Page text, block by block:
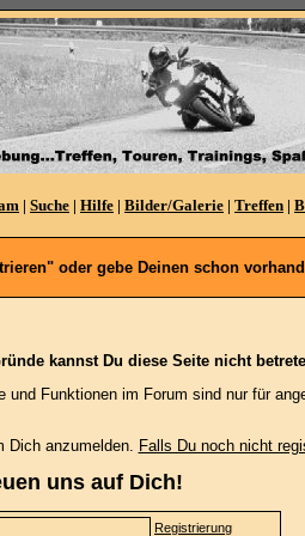
| Suche | Hilfe | Bilder/Galerie | Treffen |
oder gebe Deinen schon
kannst Du diese Seite nicht
Funktionen im Forum sind nur für
Dich anzumelden. Falls Du noch nicht
uns auf Dich!
Registrierung